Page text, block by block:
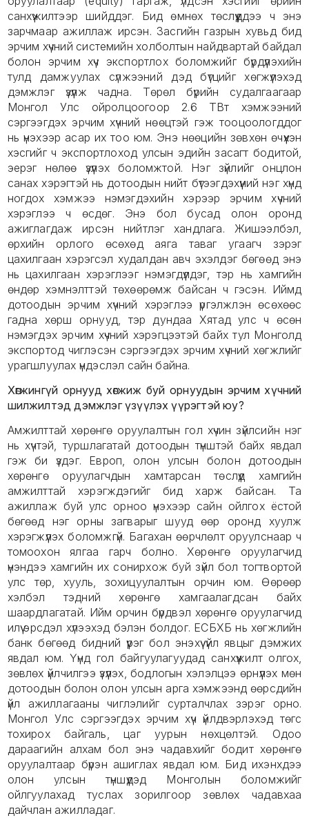
санхүүжилтээр шийддэг. Бид өмнөх төслүүддээ ч энэ
зарчмаар ажиллаж ирсэн. Засгийн газрын хувьд бид
эрчим хүчний системийн холболтын найдвартай байдал
болон эрчим хүч экспортлох боломжийг бүрдүүлэхийн
тулд дамжуулах сүлжээний дэд бүтцийг хөгжүүлэхэд
дэмжлэг үзүүлж чадна. Төрөл бүрийн судалгаагаар
Монгол Улс ойролцоогоор 2.6 ТВт хэмжээний
сэргээгдэх эрчим хүчний нөөцтэй гэж тооцоологддог
нь үнэхээр асар их тоо юм. Энэ нөөцийн зөвхөн өчүүхэн
хэсгийг ч экспортлоход улсын эдийн засагт бодитой,
эерэг нөлөө үзүүлэх боломжтой. Нэг зүйлийг онцлон
санах хэрэгтэй нь дотоодын нийт бүтээгдэхүүний нэг хүнд
ногдох хэмжээ нэмэгдэхийн хэрээр эрчим хүчний
хэрэглээ ч өсдөг. Энэ бол бусад олон оронд
ажиглагдаж ирсэн нийтлэг хандлага. Жишээлбэл,
өрхийн орлого өсөхөд аяга таваг угаагч зэрэг
цахилгаан хэрэгсэл худалдан авч эхэлдэг бөгөөд энэ
нь цахилгаан хэрэглээг нэмэгдүүлдэг, тэр нь хамгийн
өндөр хэмнэлттэй төхөөрөмж байсан ч гэсэн. Иймд
дотоодын эрчим хүчний хэрэглээ үргэлжлэн өсөхөөс
гадна хөрш орнууд, тэр дундаа Хятад улс ч өсөн
нэмэгдэх эрчим хүчний хэрэгцээтэй байх тул Монголд
экспортод чиглэсэн сэргээгдэх эрчим хүчний хөгжлийг
урагшлуулах үндэслэл сайн байна.
Хөгжингүй орнууд хөгжиж буй орнуудын эрчим хүчний
шилжилтэд дэмжлэг үзүүлэх үүрэгтэй юу?
Амжилттай хөрөнгө оруулалтын гол хүчин зүйлсийн нэг
нь хүчтэй, туршлагатай дотоодын түнштэй байх явдал
гэж би үздэг. Европ, олон улсын болон дотоодын
хөрөнгө оруулагчдын хамтарсан төслүүд хамгийн
амжилттай хэрэгждэгийг бид харж байсан. Та
ажиллаж буй улс орноо үнэхээр сайн ойлгох ёстой
бөгөөд нэг орны загварыг шууд өөр оронд хуулж
хэрэгжүүлэх боломжгүй. Багахан өөрчлөлт оруулснаар ч
томоохон ялгаа гарч болно. Хөрөнгө оруулагчид
үнэндээ хамгийн их сонирхож буй зүйл бол тогтвортой
улс төр, хууль, зохицуулалтын орчин юм. Өөрөөр
хэлбэл тэдний хөрөнгө хамгаалагдсан байх
шаардлагатай. Ийм орчин бүрдвэл хөрөнгө оруулагчид
илүү эрсдэл хүлээхэд бэлэн болдог. ЕСБХБ нь хөгжлийн
банк бөгөөд бидний үүрэг бол энэхүү үйл явцыг дэмжих
явдал юм. Үүнд гол байгуулагуудад санхүүжилт олгох,
зөвлөх үйлчилгээ үзүүлэх, бодлогын хэлэлцээ өрнүүлэх мөн
дотоодын болон олон улсын арга хэмжээнд өөрсдийн
үйл ажиллагааны чиглэлийг сурталчлах зэрэг орно.
Монгол Улс сэргээгдэх эрчим хүч үйлдвэрлэхэд төгс
тохирох байгаль, цаг уурын нөхцөлтэй. Одоо
дараагийн алхам бол энэ чадавхийг бодит хөрөнгө
оруулалтаар бүрэн ашиглах явдал юм. Бид ихэнхдээ
олон улсын түншүүдэд Монголын боломжийг
ойлгуулахад туслах зорилгоор зөвлөх чадавхаа
дайчлан ажилладаг.